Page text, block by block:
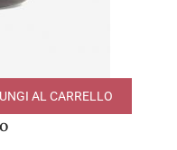
AL CARRELLO